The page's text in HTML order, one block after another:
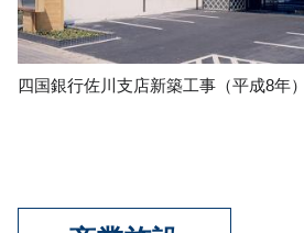
四国銀行佐川支店新築工事（平成8年）